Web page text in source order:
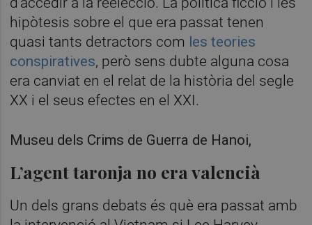
hipòtesis sobre el que era passat tenen
quasi tants detractors com les teories
conspiratives, però sens dubte alguna cosa
era canviat en el relat de la història del segle
XX i el seus efectes en el XXI.
Museu dels Crims de Guerra de Hanoi,
L’agent taronja no era valencià
Un dels grans debats és què era passat amb